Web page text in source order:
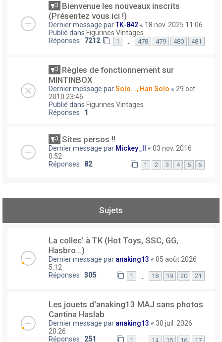
Bienvenue les nouveaux inscrits
(Présentez vous ici !)
Dernier message parTK-842 « 18 nov. 2025 11:06
Publié dans Figurines Vintages
Réponses : 7212 1 … 478 479 480 481
Règles de fonctionnement sur
MINTINBOX
Dernier message parSolo..., Han Solo « 29 oct.
2010 23:46
Publié dans Figurines Vintages
Réponses : 1
Sites persos !!
Dernier message par Mickey_II « 03 nov. 2016
0:52
Réponses : 82 1 2 3 4 5 6
Sujets
La collec' à TK (Hot Toys, SSC, GG,
Hasbro...)
Dernier message par anaking13 « 05 août 2026
5:12
Réponses : 305 1 18 19 20 21
Les jouets d'anaking13 MAJ sans photos
Cantina Haslab
Dernier message par anaking13 « 30 juil. 2026
20:26
Réponses : 251 1 14 15 16 17